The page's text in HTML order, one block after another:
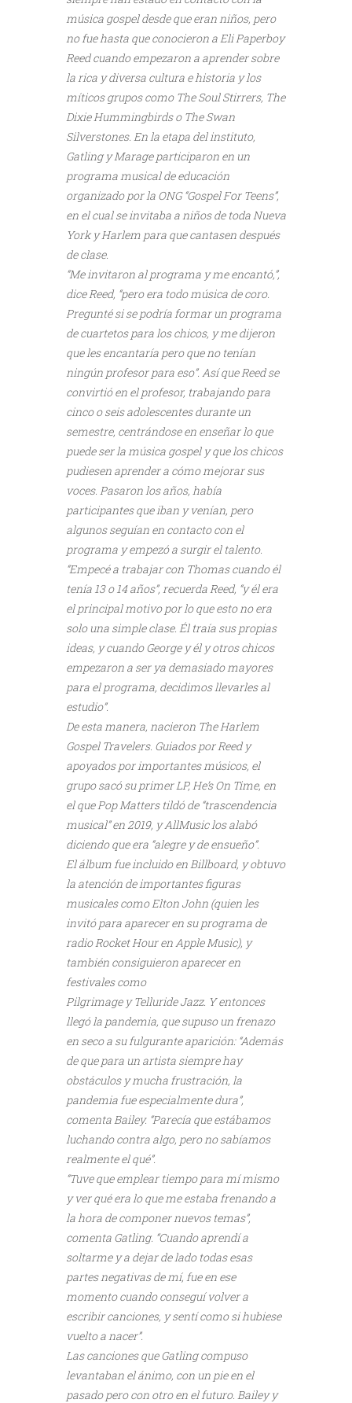
música gospel desde que eran niños, pero
no fue hasta que conocieron a Eli Paperboy
Reed cuando empezaron a aprender sobre
la rica y diversa cultura e historia y los
míticos grupos como The Soul Stirrers, The
Dixie Hummingbirds o The Swan
Silverstones. En la etapa del instituto,
Gatling y Marage participaron en un
programa musical de educación
organizado por la ONG “Gospel For Teens”,
en el cual se invitaba a niños de toda Nueva
York y Harlem para que cantasen después
de clase.
“Me invitaron al programa y me encantó,”,
dice Reed, “pero era todo música de coro.
Pregunté si se podría formar un programa
de cuartetos para los chicos, y me dijeron
que les encantaría pero que no tenían
ningún profesor para eso”. Así que Reed se
convirtió en el profesor, trabajando para
cinco o seis adolescentes durante un
semestre, centrándose en enseñar lo que
puede ser la música gospel y que los chicos
pudiesen aprender a cómo mejorar sus
voces. Pasaron los años, había
participantes que iban y venían, pero
algunos seguían en contacto con el
programa y empezó a surgir el talento.
“Empecé a trabajar con Thomas cuando él
tenía 13 o 14 años”, recuerda Reed, “y él era
el principal motivo por lo que esto no era
solo una simple clase. Él traía sus propias
ideas, y cuando George y él y otros chicos
empezaron a ser ya demasiado mayores
para el programa, decidimos llevarles al
estudio”.
De esta manera, nacieron The Harlem
Gospel Travelers. Guiados por Reed y
apoyados por importantes músicos, el
grupo sacó su primer LP, He’s On Time, en
el que Pop Matters tildó de “trascendencia
musical” en 2019, y AllMusic los alabó
diciendo que era “alegre y de ensueño”.
El álbum fue incluido en Billboard, y obtuvo
la atención de importantes figuras
musicales como Elton John (quien les
invitó para aparecer en su programa de
radio Rocket Hour en Apple Music), y
también consiguieron aparecer en
festivales como
Pilgrimage y Telluride Jazz. Y entonces
llegó la pandemia, que supuso un frenazo
en seco a su fulgurante aparición: “Además
de que para un artista siempre hay
obstáculos y mucha frustración, la
pandemia fue especialmente dura”,
comenta Bailey. “Parecía que estábamos
luchando contra algo, pero no sabíamos
realmente el qué”.
“Tuve que emplear tiempo para mí mismo
y ver qué era lo que me estaba frenando a
la hora de componer nuevos temas”,
comenta Gatling. “Cuando aprendí a
soltarme y a dejar de lado todas esas
partes negativas de mí, fue en ese
momento cuando conseguí volver a
escribir canciones, y sentí como si hubiese
vuelto a nacer”.
Las canciones que Gatling compuso
levantaban el ánimo, con un pie en el
pasado pero con otro en el futuro. Bailey y